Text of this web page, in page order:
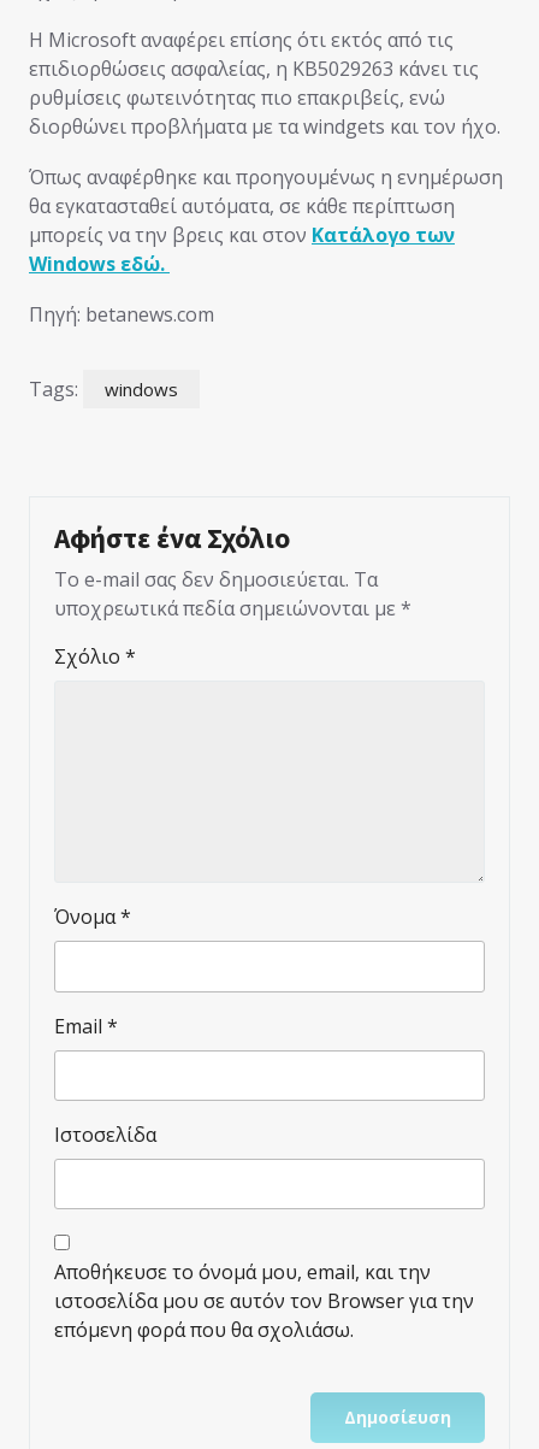
Η Microsoft αναφέρει επίσης ότι εκτός από τις
επιδιορθώσεις ασφαλείας, η KB5029263 κάνει τις
ρυθμίσεις φωτεινότητας πιο επακριβείς, ενώ
διορθώνει προβλήματα με τα windgets και τον ήχο.
Όπως αναφέρθηκε και προηγουμένως η ενημέρωση
θα εγκατασταθεί αυτόματα, σε κάθε περίπτωση
μπορείς να την βρεις και στον Κατάλογο των
Windows εδώ.
Πηγή: betanews.com
Tags: windows
Αφήστε ένα Σχόλιο
Το e-mail σας δεν δημοσιεύεται. Τα
υποχρεωτικά πεδία σημειώνονται με *
Σχόλιο *
Όνομα*
Email *
Ιστοσελίδα
Αποθήκευσε το όνομά μου, email, και την
ιστοσελίδα μου σε αυτόν τον Browser για την
επόμενη φορά που θα σχολιάσω.